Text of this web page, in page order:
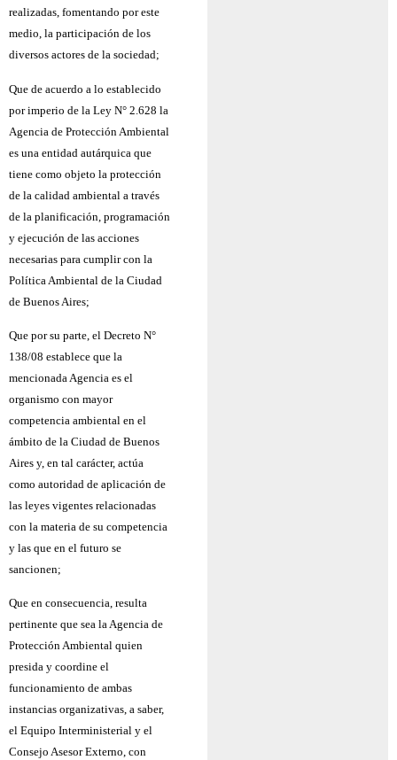
realizadas, fomentando por este
medio, la participación de los
diversos actores de la sociedad;
Que de acuerdo a lo establecido
por imperio de la Ley N° 2.628 la
Agencia de Protección Ambiental
es una entidad autárquica que
tiene como objeto la protección
de la calidad ambiental a través
de la planificación, programación
y ejecución de las acciones
necesarias para cumplir con la
Política Ambiental de la Ciudad
de Buenos Aires;
Que por su parte, el Decreto N°
138/08 establece que la
mencionada Agencia es el
organismo con mayor
competencia ambiental en el
ámbito de la Ciudad de Buenos
Aires y, en tal carácter, actúa
como autoridad de aplicación de
las leyes vigentes relacionadas
con la materia de su competencia
y las que en el futuro se
sancionen;
Que en consecuencia, resulta
pertinente que sea la Agencia de
Protección Ambiental quien
presida y coordine el
funcionamiento de ambas
instancias organizativas, a saber,
el Equipo Interministerial y el
Consejo Asesor Externo, con